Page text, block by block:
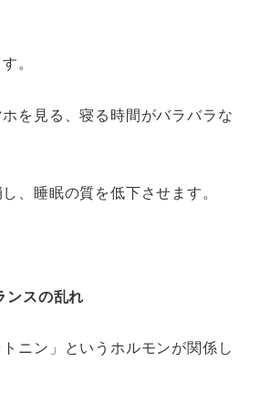
。
を見る、寝る時間がバラバラな
、睡眠の質を低下させます。
スの乱れ
ニン」というホルモンが関係し